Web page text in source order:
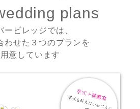
plans
ービレッジでは、
わせた３つのプランを
意しています